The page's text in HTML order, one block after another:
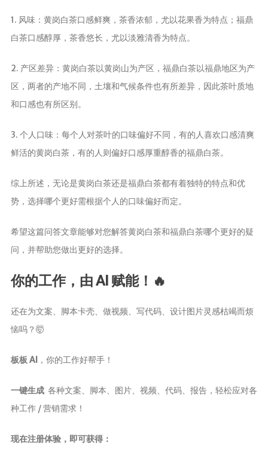
1. 风味：黄岗白茶口感鲜爽，茶香浓郁，尤以花果香为特点；福鼎
白茶口感醇厚，茶香悠长，尤以淡雅清香为特点。
2. 产区差异：黄岗白茶以黄岗山为产区，福鼎白茶以福鼎地区为产
区，两者的产地不同，土壤和气候条件也有所差异，因此茶叶质地
和口感也有所区别。
3. 个人口味：每个人对茶叶的口味偏好不同，有的人喜欢口感清爽
鲜活的黄岗白茶，有的人则偏好口感厚重醇香的福鼎白茶。
综上所述，无论是黄岗白茶还是福鼎白茶都有着独特的特点和优
势，选择哪个更好需根据个人的口味偏好而定。
希望这篇问答文章能够对您解答黄岗白茶和福鼎白茶哪个更好的疑
问，并帮助您做出更好的选择。
你的工作，由 AI 赋能！🔥
还在为文案、脚本卡壳、做视频、写代码、设计图片灵感枯竭而烦
恼吗？🤯
板板 AI ，你的工作好帮手！
一键生成 各种文案、脚本、图片、视频、代码、报告，轻松应对各
种工作 / 营销需求！
现在注册体验，即可获得：